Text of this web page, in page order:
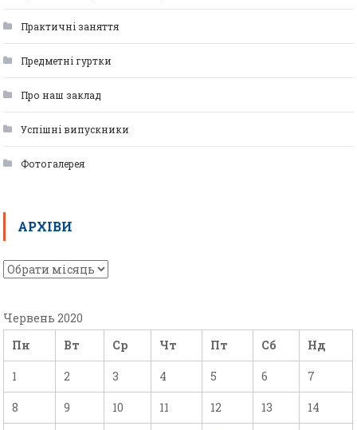
Практичні заняття
Предметні гуртки
Про наш заклад
Успішні випускники
Фотогалерея
АРХІВИ
Червень 2020
Пн
Вт Ср Чт Пт Сб Нд
1 2 3 4 5 6 7
8 9 10 11 12 13 14